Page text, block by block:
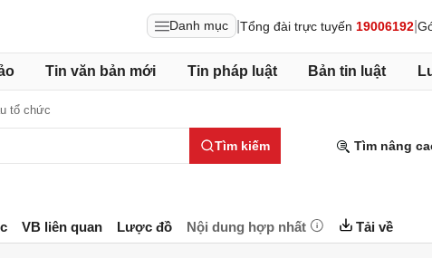
Danh mục Tổng đài trực tuyến 19006192
Tin văn bản mới Tin pháp luật Bản tin luật
tổ chức
Tìm kiếm Tìm nâng
VB liên quan Lược đồ Nội dung hợp nhất Tải về